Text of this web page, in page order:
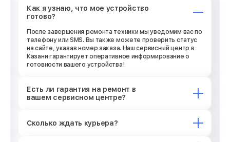
Как я узнаю, что мое устройство
готово?
После завершения ремонта техники мы уведомим вас по
телефону или SMS. Вы также можете проверить статус
на сайте, указав номер заказа. Наш сервисный центр в
Казани гарантирует оперативное информирование о
готовности вашего устройства!
Есть ли гарантия на ремонт в
вашем сервисном центре?
Сколько ждать курьера?